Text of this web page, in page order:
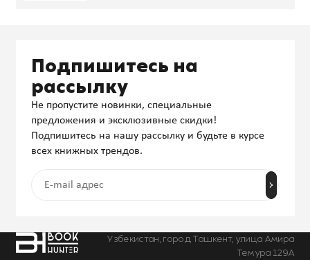
Узбекистан, город Ташкент, улица Амира
Темура 129А
Подпишитесь на
рассылку
Не пропустите новинки, специальные
предложения и эксклюзивные скидки!
Подпишитесь на нашу рассылку и будьте в курсе
всех книжных трендов.